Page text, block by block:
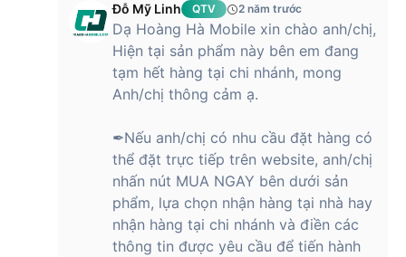
Đỗ Mỹ Linh QTV 2 năm trước
Dạ Hoàng Hà Mobile xin chào anh/chị,
Hiện tại sản phẩm này bên em đang
tạm hết hàng tại chi nhánh, mong
Anh/chị thông cảm ạ.
✒Nếu anh/chị có nhu cầu đặt hàng có
thể đặt trực tiếp trên website, anh/chị
nhấn nút MUA NGAY bên dưới sản
phẩm, lựa chọn nhận hàng tại nhà hay
nhận hàng tại chi nhánh và điền các
thông tin được yêu cầu để tiến hành